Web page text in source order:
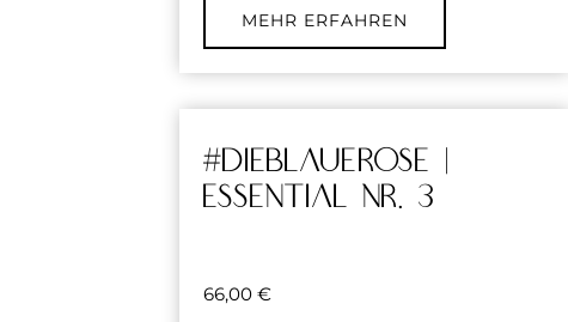
MEHR ERFAHREN
#dieblauerose |
essential Nr. 3
66,00 €